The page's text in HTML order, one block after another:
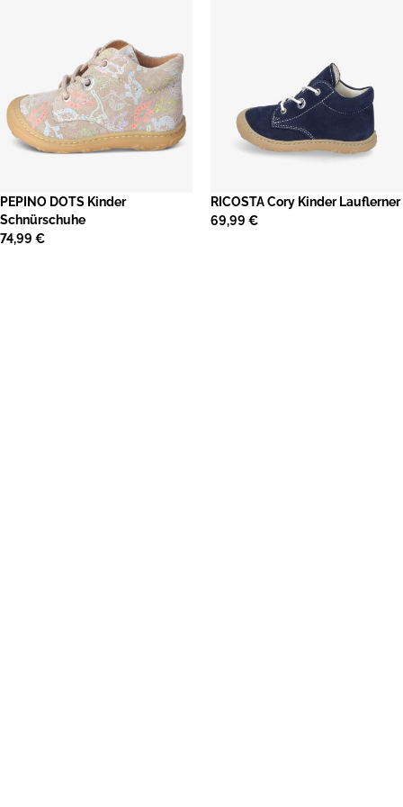
PEPINO DOTS Kinder
Schnürschuhe
74,99 €
RICOSTA Cory Kinder Lauflerner
69,99 €